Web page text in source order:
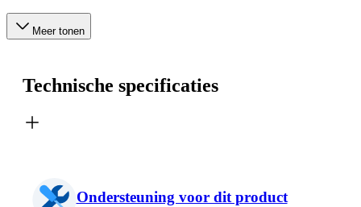
Meer tonen
Technische specificaties
Ondersteuning voor dit product